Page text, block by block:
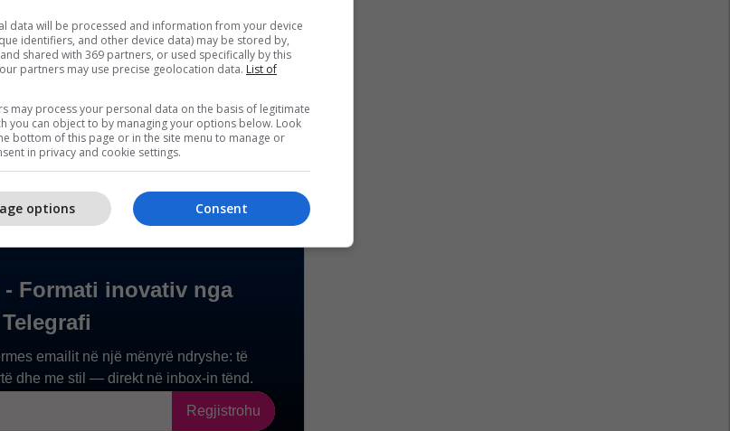
kryeministër tre herë.
atë për korrupsion gjatë kohës së tij
duan të shohin Borisov të mbajtur
/
data will be processed and information from your device
identifiers, and other device data) may be stored by,
shared with 369 partners, or used specifically by this
partners may use precise geolocation data. List of
may process your personal data on the basis of legitimate
you can object to by managing your options below. Look
bottom of this page or in the site menu to manage or
in privacy and cookie settings.
Consent
options